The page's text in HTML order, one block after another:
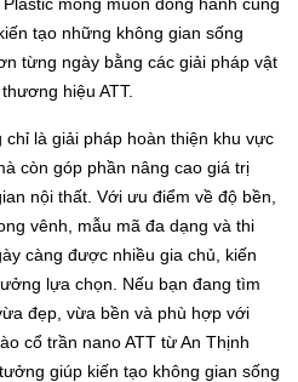
tạo những không gian sống
từng ngày bằng các giải pháp vật
hiệu ATT.
chỉ là giải pháp hoàn thiện khu vực
còn góp phần nâng cao giá trị
nội thất. Với ưu điểm về độ bền,
vênh, mẫu mã đa dạng và thi
càng được nhiều gia chủ, kiến
lựa chọn. Nếu bạn đang tìm
đẹp, vừa bền và phù hợp với
cổ trần nano ATT từ An Thịnh
giúp kiến tạo không gian sống